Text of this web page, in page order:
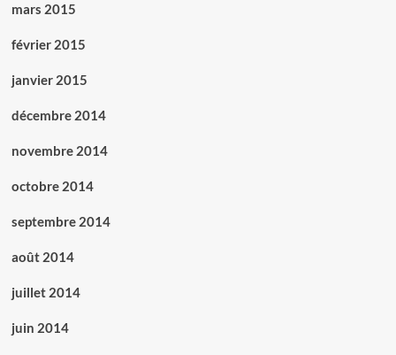
mars 2015
février 2015
janvier 2015
décembre 2014
novembre 2014
octobre 2014
septembre 2014
août 2014
juillet 2014
juin 2014